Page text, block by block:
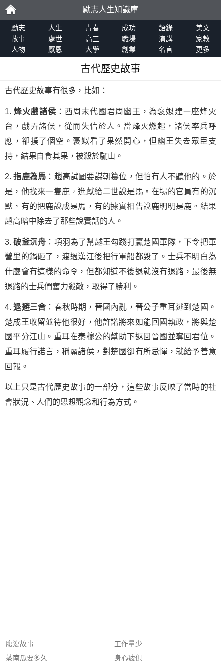
勵
志
勵志人生知識庫
勵志 人生 青春 成功 語錄
美文
故事
處世 高三 職場 演講
家教
人物
感恩 大學 創業 名言 更多
古代歷史故事
古代歷史故事有很多，比如：
1.烽火戲諸侯 ：西周末代國君周幽王，為褒姒建一座烽火
台，戲弄諸侯，從而失信於人。當烽火燃起，諸侯率兵呼
應，卻撲了個空。褒姒看了果然開心，但幽王失去眾臣支
持，結果自食其果，被殺於驪山。
2.指鹿為馬 ：趙高試圖要謀朝篡位，但怕有人不聽他的。於
是，他找來一隻鹿，進獻給二世說是馬。在場的官員有的沉
默，有的把鹿說成是馬，有的據實相告說鹿明明是鹿。結果
趙高暗中除去了那些說實話的人。
3.破釜沉舟 ：項羽為了幫越王勾踐打贏楚國軍隊，下令把軍
營里的鍋砸了，渡過漢江後把行軍船都毀了。士兵不明白為
什麼會有這樣的命令，但都知道不後退就沒有退路，最後無
退路的士兵們奮力殺敵，取得了勝利。
4.退避三舍 ：春秋時期，晉國內亂，晉公子重耳逃到楚國。
楚成王收留並待他很好，他許諾將來如能回國執政，將與楚
國平分江山。重耳在秦穆公的幫助下返回晉國並奪回君位。
重耳履行諾言，稱霸諸侯，對楚國卻有所忌憚，就給予善意
回報。
以上只是古代歷史故事的一部分，這些故事反映了當時的社
會狀況、人們的思想觀念和行為方式。
腹瀉故事
蒸南瓜要多久
工作量少
身心疲俱